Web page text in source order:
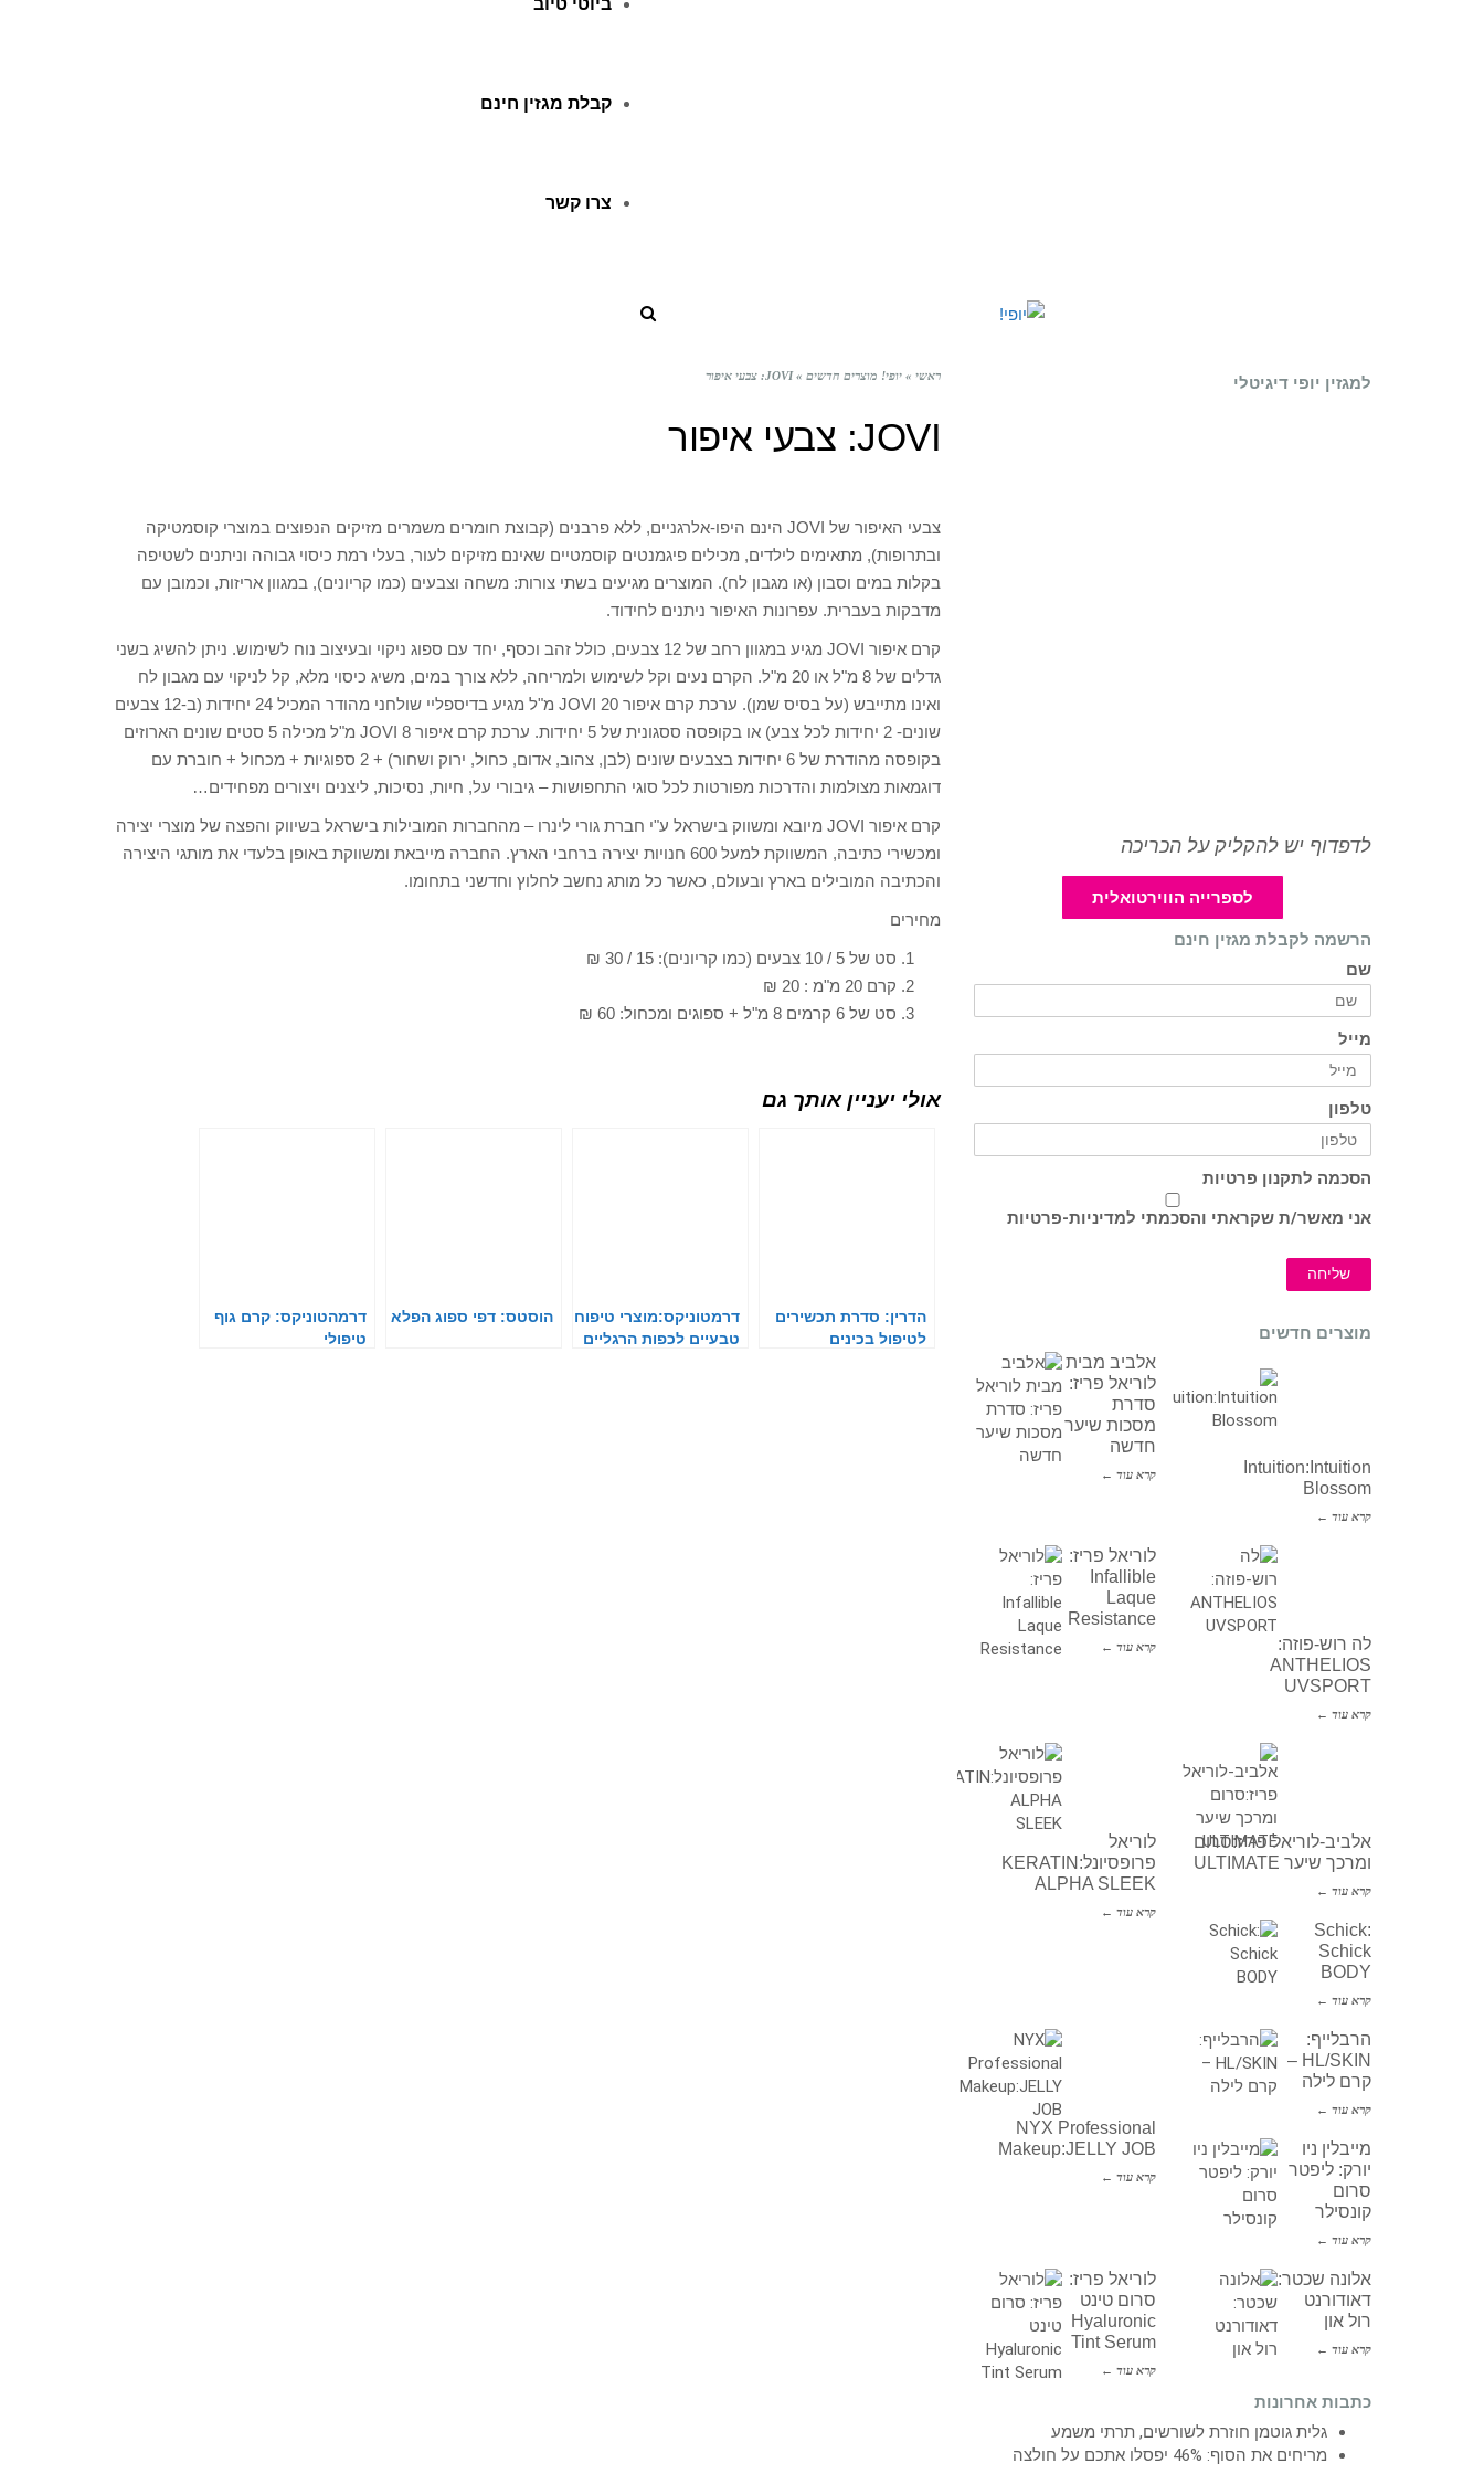
ביוטי טיוב
קבלת מגזין חינם
צרו קשר
ראשי » יופי! מוצרים חדשים » JOVI: צבעי איפור
JOVI: צבעי איפור
צבעי האיפור של JOVI הינם היפו-אלרגניים, ללא פרבנים (קבוצת חומרים משמרים מזיקים הנפוצים במוצרי קוסמטיקה
ובתרופות), מתאימים לילדים, מכילים פיגמנטים קוסמטיים שאינם מזיקים לעור, בעלי רמת כיסוי גבוהה וניתנים לשטיפה
בקלות במים וסבון (או מגבון לח). המוצרים מגיעים בשתי צורות: משחה וצבעים (כמו קריונים), במגוון אריזות, וכמובן עם
מדבקות בעברית. עפרונות האיפור ניתנים לחידוד.
קרם איפור JOVI מגיע במגוון רחב של 12 צבעים, כולל זהב וכסף, יחד עם ספוג ניקוי ובעיצוב נוח לשימוש. ניתן להשיג בשני
גדלים של 8 מ"ל או 20 מ"ל. הקרם נעים וקל לשימוש ולמריחה, ללא צורך במים, משיג כיסוי מלא, קל לניקוי עם מגבון לח
ואינו מתייבש (על בסיס שמן). ערכת קרם איפור JOVI 20 מ"ל מגיע בדיספליי שולחני מהודר המכיל 24 יחידות (ב-12 צבעים
שונים- 2 יחידות לכל צבע) או בקופסה ססגונית של 5 יחידות. ערכת קרם איפור JOVI 8 מ"ל מכילה 5 סטים שונים הארוזים
בקופסה מהודרת של 6 יחידות בצבעים שונים (לבן, צהוב, אדום, כחול, ירוק ושחור) + 2 ספוגיות + מכחול + חוברת עם
דוגמאות מצולמות והדרכות מפורטות לכל סוגי התחפושות – גיבורי על, חיות, נסיכות, ליצנים ויצורים מפחידים…
קרם איפור JOVI מיובא ומשווק בישראל ע"י חברת גורי לינרו – מהחברות המובילות בישראל בשיווק והפצה של מוצרי יצירה
ומכשירי כתיבה, המשווקת למעל 600 חנויות יצירה ברחבי הארץ. החברה מייבאת ומשווקת באופן בלעדי את מותגי היצירה
והכתיבה המובילים בארץ ובעולם, כאשר כל מותג נחשב לחלוץ וחדשני בתחומו.
מחירים
סט של 5 / 10 צבעים (כמו קריונים): 15 / 30 ₪
קרם 20 מ"מ : 20 ₪
סט של 6 קרמים 8 מ"ל + ספוגים ומכחול: 60 ₪
אולי יעניין אותך גם
הדרין: סדרת תכשירים
לטיפול בכינים
דרמטוניקס:מוצרי טיפוח
טבעיים לכפות הרגליים
הוסטס: דפי ספוג הפלא
דרמהטוניקס: קרם גוף
טיפולי
למגזין יופי דיגיטלי
לדפדוף יש להקליק על הכריכה
לספרייה הווירטואלית
הרשמה לקבלת מגזין חינם
שם
מייל
טלפון
הסכמה לתקנון פרטיות
אני מאשר/ת שקראתי והסכמתי למדיניות-פרטיות
שליחה
מוצרים חדשים
אלביב מבית
לוריאל פריז:
סדרת
מסכות שיער
חדשה
קרא עוד ←
Intuition:Intuition
Blossom
קרא עוד ←
לוריאל פריז:
Infallible
Laque
Resistance
קרא עוד ←
לה רוש-פוזה:
ANTHELIOS
UVSPORT
קרא עוד ←
לוריאל
פרופסיונל:KERATIN
ALPHA SLEEK
קרא עוד ←
אלביב-לוריאל פריז:סרום
ומרכך שיער ULTIMATE
קרא עוד ←
Schick:
Schick
BODY
קרא עוד ←
NYX Professional
Makeup:JELLY JOB
קרא עוד ←
הרבלייף:
HL/SKIN –
קרם לילה
קרא עוד ←
מייבלין ניו
יורק: ליפטר
סרום
קונסילר
קרא עוד ←
לוריאל פריז:
סרום טינט
Hyaluronic
Tint Serum
קרא עוד ←
אלונה שכטר:
דאודורנט
רול און
קרא עוד ←
כתבות אחרונות
גלית גוטמן חוזרת לשורשים, תרתי משמע
מריחים את הסוף: 46% יפסלו אתכם על חולצה